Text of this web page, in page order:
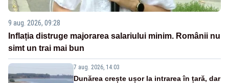
9 aug. 2026, 09:28
Inflația distruge majorarea salariului minim. Românii nu
simt un trai mai bun
7 aug. 2026, 14:03
Dunărea crește ușor la intrarea în țară, dar